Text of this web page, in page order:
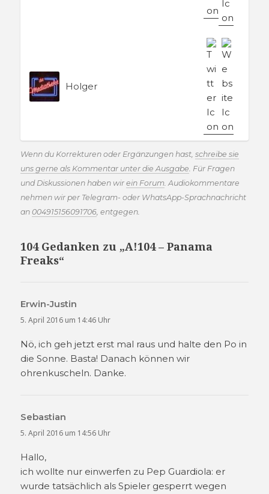
Holger
Wenn du Korrekturen oder Ergänzungen hast,schreibe sie
uns gerne als Kommentar unter die Ausgabe. Für Fragen
und Diskussionen haben wirein Forum. Audiokommentare
nehmen wir per Telegram- oder WhatsApp-Sprachnachricht
an004915156091706, entgegen.
104 Gedanken zu „A!104 – Panama
Freaks“
Erwin-Justin
5. April 2016 um 14:46 Uhr
Nö, ich geh jetzt erst mal raus und halte den Po in
die Sonne. Basta! Danach können wir
ohrenkuscheln. Danke.
Sebastian
5. April 2016 um 14:56 Uhr
Hallo,
ich wollte nur einwerfen zu Pep Guardiola: er
wurde tatsächlich als Spieler gesperrt wegen